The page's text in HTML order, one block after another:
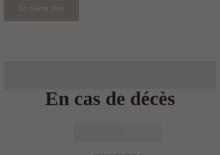
En savoir plus
En cas de décès